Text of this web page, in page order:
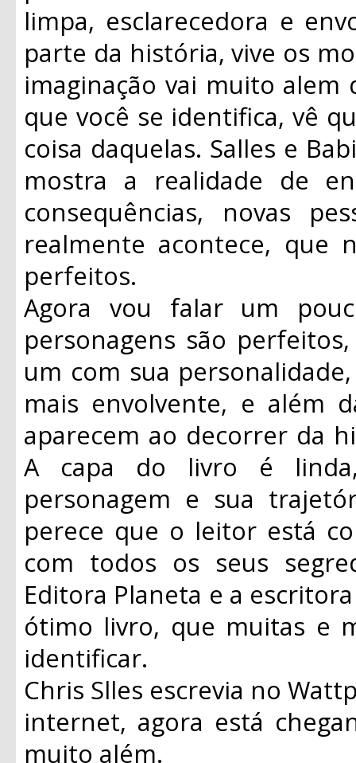
limpa, esclarecedora e
parte da história, vive os
imaginação vai muito
que você se identifica, vê
coisa daquelas. Salles e
mostra a realidade de
consequências, novas
realmente acontece, que
perfeitos.
Agora vou falar um
personagens são
um com sua
mais envolvente, e além
aparecem ao decorrer da
A capa do livro é
personagem e sua
perece que o leitor está
com todos os seus
Editora Planeta e a
ótimo livro, que muitas e
identificar.
Chris Slles escrevia no
internet, agora está
muito além.